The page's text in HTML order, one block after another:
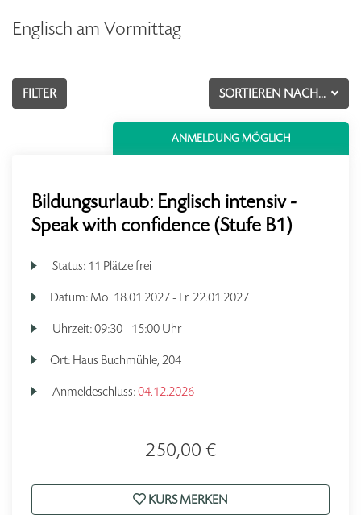
Englisch am Vormittag
SORTIEREN NACH...
FILTER
ANMELDUNG MÖGLICH
Bildungsurlaub: Englisch intensiv -
Speak with confidence (Stufe B1)
Status: 11 Plätze frei
Datum: Mo. 18.01.2027 - Fr. 22.01.2027
Uhrzeit:09:30 - 15:00 Uhr
Ort: Haus Buchmühle, 204
Anmeldeschluss:04.12.2026
250,00 €
KURS MERKEN